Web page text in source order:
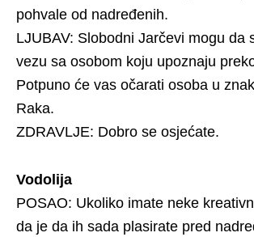
pohvale od nadređenih.
LJUBAV: Slobodni Jarčevi mogu da
vezu sa osobom koju upoznaju
Potpuno će vas očarati osoba u
Raka.
ZDRAVLJE: Dobro se osjećate.
Vodolija
POSAO: Ukoliko imate neke
da je da ih sada plasirate pred